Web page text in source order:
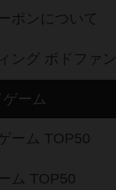
ポンについて
ング ボドファン
ーム
ーム TOP50
ム TOP50